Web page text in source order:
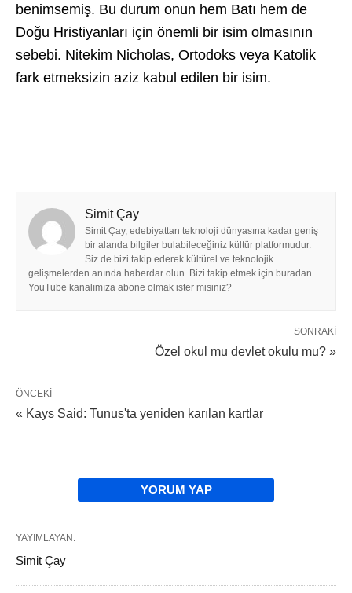
benimsemiş. Bu durum onun hem Batı hem de
Doğu Hristiyanları için önemli bir isim olmasının
sebebi. Nitekim Nicholas, Ortodoks veya Katolik
fark etmeksizin aziz kabul edilen bir isim.
Simit Çay
Simit Çay, edebiyattan teknoloji dünyasına kadar geniş
bir alanda bilgiler bulabileceğiniz kültür platformudur.
Siz de bizi takip ederek kültürel ve teknolojik
gelişmelerden anında haberdar olun. Bizi takip etmek için buradan
YouTube kanalımıza abone olmak ister misiniz?
SONRAKI
Özel okul mu devlet okulu mu? »
ÖNCEKI
« Kays Said: Tunus'ta yeniden karılan kartlar
YORUM YAP
YAYIMLAYAN:
Simit Çay